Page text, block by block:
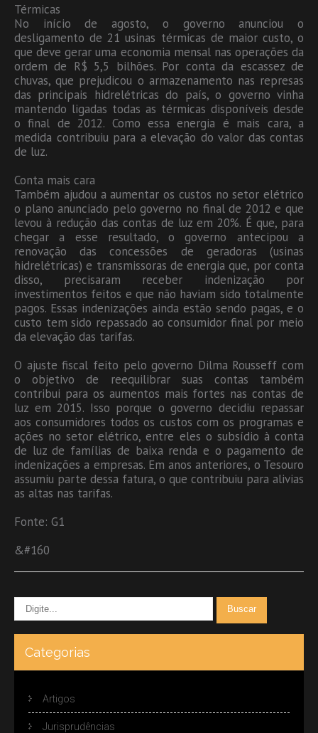
Térmicas
No início de agosto, o governo anunciou o
desligamento de 21 usinas térmicas de maior custo, o
que deve gerar uma economia mensal nas operações da
ordem de R$ 5,5 bilhões. Por conta da escassez de
chuvas, que prejudicou o armazenamento nas represas
das principais hidrelétricas do país, o governo vinha
mantendo ligadas todas as térmicas disponíveis desde
o final de 2012. Como essa energia é mais cara, a
medida contribuiu para a elevação do valor das contas
de luz.
Conta mais cara
Também ajudou a aumentar os custos no setor elétrico
o plano anunciado pelo governo no final de 2012 e que
levou à redução das contas de luz em 20%. É que, para
chegar a esse resultado, o governo antecipou a
renovação das concessões de geradoras (usinas
hidrelétricas) e transmissoras de energia que, por conta
disso, precisaram receber indenização por
investimentos feitos e que não haviam sido totalmente
pagos. Essas indenizações ainda estão sendo pagas, e o
custo tem sido repassado ao consumidor final por meio
da elevação das tarifas.
O ajuste fiscal feito pelo governo Dilma Rousseff com
o objetivo de reequilibrar suas contas também
contribui para os aumentos mais fortes nas contas de
luz em 2015. Isso porque o governo decidiu repassar
aos consumidores todos os custos com os programas e
ações no setor elétrico, entre eles o subsídio à conta
de luz de famílias de baixa renda e o pagamento de
indenizações a empresas. Em anos anteriores, o Tesouro
assumiu parte dessa fatura, o que contribuiu para alivias
as altas nas tarifas.
Fonte: G1
&#160
Categorias
Artigos
Jurisprudências